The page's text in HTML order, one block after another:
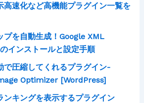
高速化など高機能プラグイン一覧を
プを自動生成！Google XML
インストールと設定手順
で圧縮してくれるプラグイン-
Optimizer [WordPress]
ンキングを表示するプラグイン